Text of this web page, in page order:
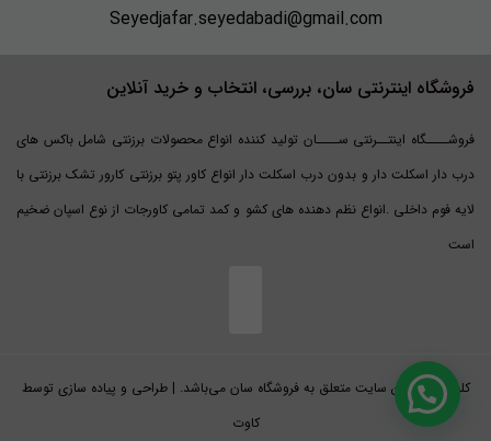
Seyedjafar.seyedabadi@gmail.com
فروشگاه اینترنتی سان، بررسی، انتخاب و خرید آنلاین
فروشــــگاه اینتــرنتی ســــان تولید کننده انواع محصولات برزنتی شامل باکس های
درب دار اسکلت دار و بدون درب اسکلت دار انواع کاور پتو برزنتی کارور تشک برزنتی با
لایه فوم داخلی .انواع نظم دهنده های کشو و کمد تمامی کاورجات از نوع اسپان ضخیم
است
کلیه حقوق این سایت متعلق به فروشگاه سان می‌باشد. | طراحی و پیاده سازی توسط
کاوت